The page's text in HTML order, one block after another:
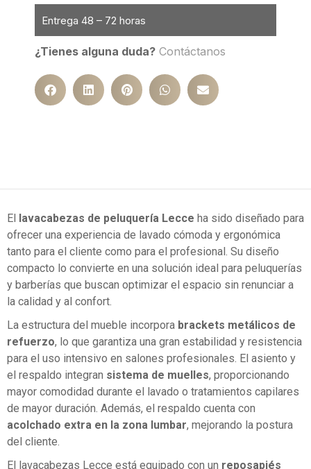
Entrega 48 – 72 horas
¿Tienes alguna duda? Contáctanos
El lavacabezas de peluquería Lecce ha sido diseñado para
ofrecer una experiencia de lavado cómoda y ergonómica
tanto para el cliente como para el profesional. Su diseño
compacto lo convierte en una solución ideal para peluquerías
y barberías que buscan optimizar el espacio sin renunciar a
la calidad y al confort.
La estructura del mueble incorpora brackets metálicos de
refuerzo, lo que garantiza una gran estabilidad y resistencia
para el uso intensivo en salones profesionales. El asiento y
el respaldo integran sistema de muelles, proporcionando
mayor comodidad durante el lavado o tratamientos capilares
de mayor duración. Además, el respaldo cuenta con
acolchado extra en la zona lumbar, mejorando la postura
del cliente.
El lavacabezas Lecce está equipado con un reposapiés